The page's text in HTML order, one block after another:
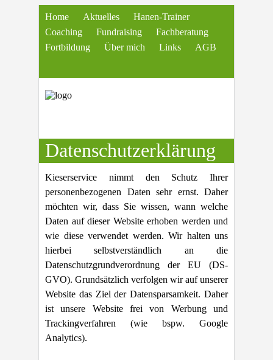
Home Aktuelles
Hanen-Trainer
Coaching
Fundraising
Fachberatung
Fortbildung
Über mich Links AGB
Datenschutzerklärung
Kieserservice nimmt den Schutz Ihrer
personenbezogenen Daten sehr ernst. Daher
möchten wir, dass Sie wissen, wann welche
Daten auf dieser Website erhoben werden und
wie diese verwendet werden. Wir halten uns
hierbei selbstverständlich an die
Datenschutzgrundverordnung der EU (DS-
GVO). Grundsätzlich verfolgen wir auf unserer
Website das Ziel der Datensparsamkeit. Daher
ist unsere Website frei von Werbung und
Trackingverfahren (wie bspw. Google
Analytics).